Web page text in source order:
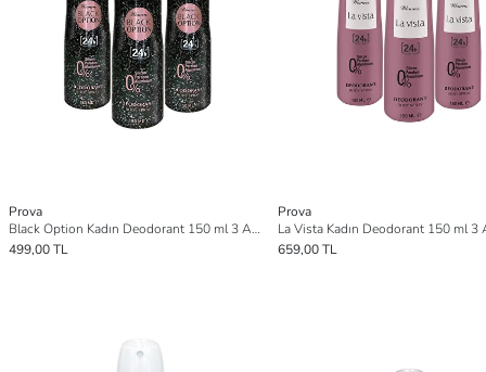
Prova
Black Option Kadın Deodorant 150 ml 3 Adet
499,00 TL
Prova
La Vista Kadın Deodorant 150 ml 3
659,00 TL